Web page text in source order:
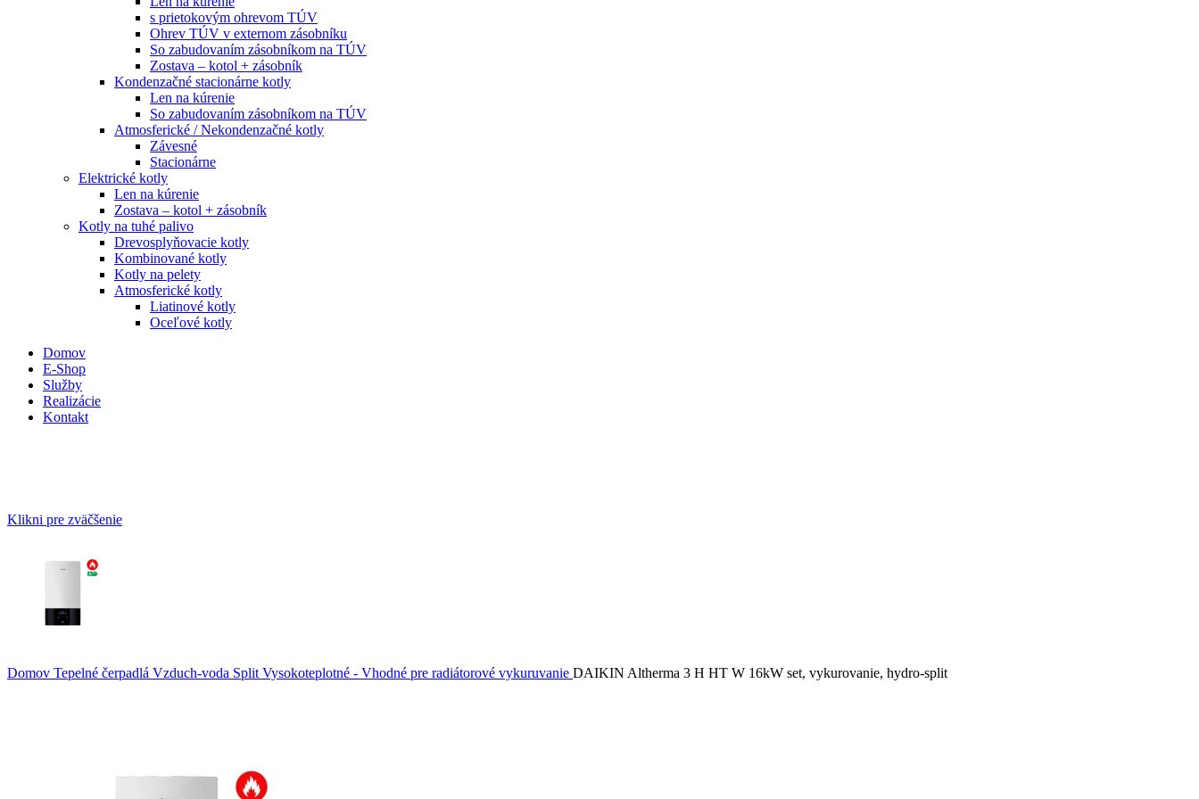
s prietokovým ohrevom TÚV
Ohrev TÚV v externom zásobníku
So zabudovaním zásobníkom na TÚV
Zostava – kotol + zásobník
Kondenzačné stacionárne kotly
Len na kúrenie
So zabudovaním zásobníkom na TÚV
Atmosferické / Nekondenzačné kotly
Závesné
Stacionárne
Elektrické kotly
Len na kúrenie
Zostava – kotol + zásobník
Kotly na tuhé palivo
Drevosplyňovacie kotly
Kombinované kotly
Kotly na pelety
Atmosferické kotly
Liatinové kotly
Oceľové kotly
Domov
E-Shop
Služby
Realizácie
Kontakt
Klikni pre zväčšenie
Domov Tepelné čerpadlá Vzduch-voda Split Vysokoteplotné - Vhodné pre radiátorové vykuruvanie DAIKIN Altherma 3 H HT W 16kW set, vykurovanie, hydro-split